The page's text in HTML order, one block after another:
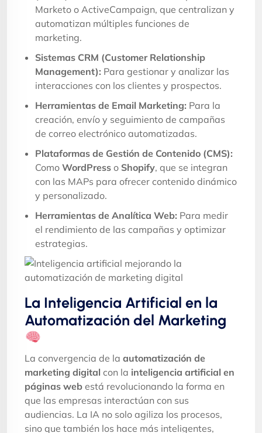
Marketo o ActiveCampaign, que centralizan y
automatizan múltiples funciones de
marketing.
Sistemas CRM (Customer Relationship
Management): Para gestionar y analizar las
interacciones con los clientes y prospectos.
Herramientas de Email Marketing: Para la
creación, envío y seguimiento de campañas
de correo electrónico automatizadas.
Plataformas de Gestión de Contenido (CMS):
Como WordPress o Shopify, que se integran
con las MAPs para ofrecer contenido dinámico
y personalizado.
Herramientas de Analítica Web: Para medir
el rendimiento de las campañas y optimizar
estrategias.
La Inteligencia Artificial en la
Automatización del Marketing
La convergencia de la automatización de
marketing digital con la inteligencia artificial en
páginas web está revolucionando la forma en
que las empresas interactúan con sus
audiencias. La IA no solo agiliza los procesos,
sino que también los hace más inteligentes,